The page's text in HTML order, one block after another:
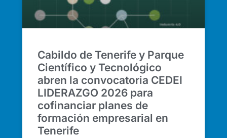
Cabildo de Tenerife y Parque
Científico y Tecnológico
abren la convocatoria CEDEI
LIDERAZGO 2026 para
cofinanciar planes de
formación empresarial en
Tenerife